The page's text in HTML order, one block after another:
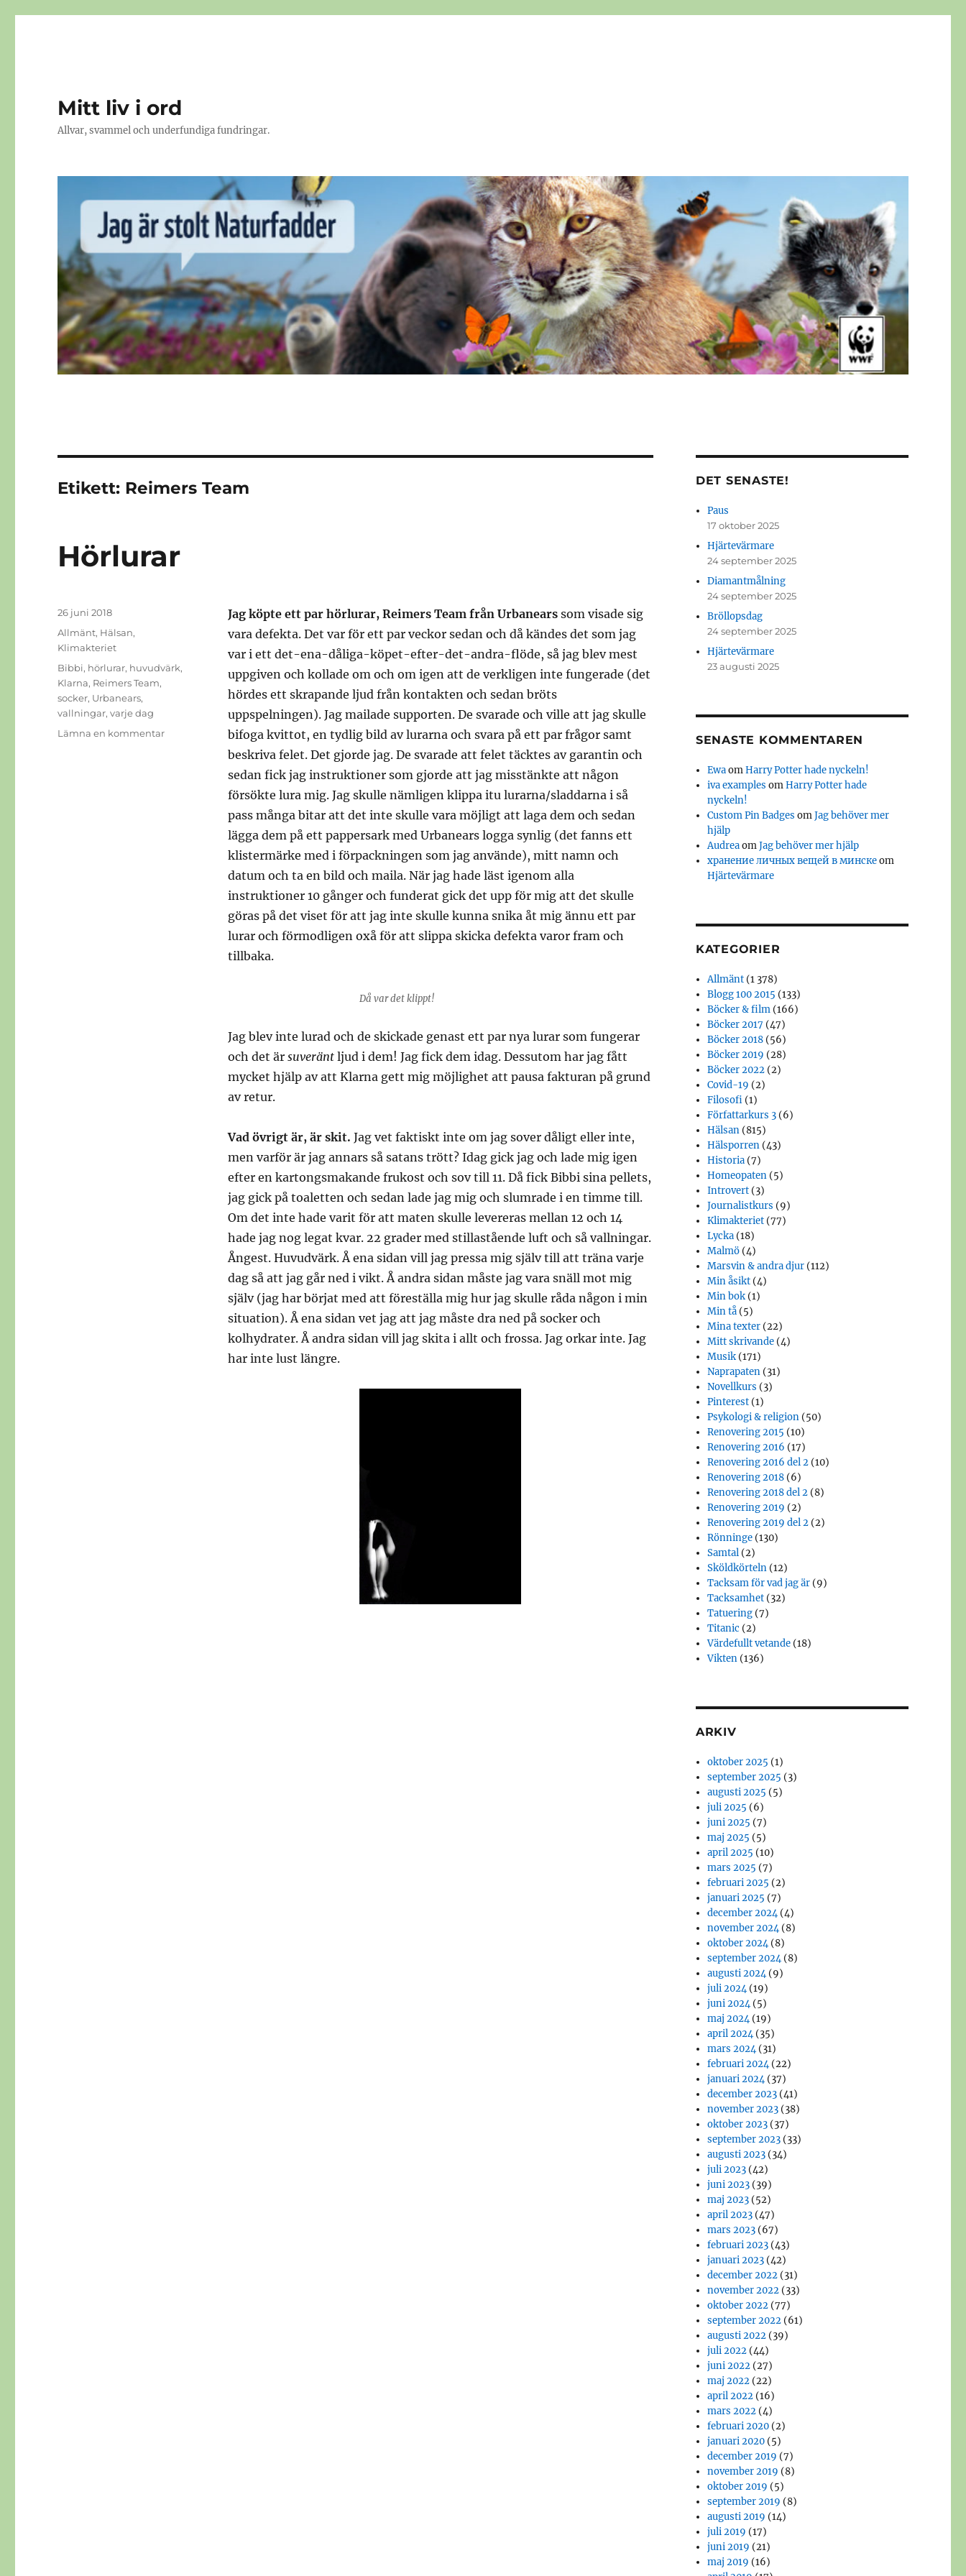
Mitt liv i ord
Allvar, svammel och underfundiga fundringar.
Etikett: Reimers Team
Hörlurar
Jag köpte ett par hörlurar, Reimers Team från Urbanearssom visade sig
vara defekta. Det var för ett par veckor sedan och då kändes det som jag
var i ett det-ena-dåliga-köpet-efter-det-andra-flöde, så jag blev mest
uppgiven och kollade om och om igen att de verkligen inte fungerade (det
hördes ett skrapande ljud från kontakten och sedan bröts
uppspelningen). Jag mailade supporten. De svarade och ville att jag skulle
bifoga kvittot, en tydlig bild av lurarna och svara på ett par frågor samt
beskriva felet. Det gjorde jag. De svarade att felet täcktes av garantin och
sedan fick jag instruktioner som gjorde att jag misstänkte att någon
försökte lura mig. Jag skulle nämligen klippa itu lurarna/sladdarna i så
pass många bitar att det inte skulle vara möjligt att laga dem och sedan
lägga dem på ett pappersark med Urbanears logga synlig (det fanns ett
klistermärke med i förpackningen som jag använde), mitt namn och
datum och ta en bild och maila. När jag hade läst igenom alla
instruktioner 10 gånger och funderat gick det upp för mig att det skulle
göras på det viset för att jag inte skulle kunna snika åt mig ännu ett par
lurar och förmodligen oxå för att slippa skicka defekta varor fram och
tillbaka.
Då var det klippt!
Jag blev inte lurad och de skickade genast ett par nya lurar som fungerar
och det är suveräntljud i dem! Jag fick dem idag. Dessutom har jag fått
mycket hjälp av att Klarna gett mig möjlighet att pausa fakturan på grund
av retur.
Vad övrigt är, är skit. Jag vet faktiskt inte om jag sover dåligt eller inte,
men varför är jag annars så satans trött? Idag gick jag och lade mig igen
efter en kartongsmakande frukost och sov till 11. Då fick Bibbi sina pellets,
jag gick på toaletten och sedan lade jag mig och slumrade i en timme till.
Om det inte hade varit för att maten skulle levereras mellan 12 och 14
hade jag nog legat kvar. 22 grader med stillastående luft och så vallningar.
Ångest. Huvudvärk. Å ena sidan vill jag pressa mig själv till att träna varje
dag så att jag går ned i vikt. Å andra sidan måste jag vara snäll mot mig
själv (jag har börjat med att föreställa mig hur jag skulle råda någon i min
situation). Å ena sidan vet jag att jag måste dra ned på socker och
kolhydrater. Å andra sidan vill jag skita i allt och frossa. Jag orkar inte. Jag
har inte lust längre.
Publicerat
den
26 juni 2018
Kategorier
Allmänt, Hälsan,
Klimakteriet
Etiketter
Bibbi, hörlurar, huvudvärk,
Klarna, Reimers Team,
socker, Urbanears,
vallningar,varje dag
Lämna en kommentartill
DET SENASTE!
Paus
17 oktober 2025
Hjärtevärmare
24 september 2025
Diamantmålning
24 september 2025
Bröllopsdag
24 september 2025
Hjärtevärmare
23 augusti 2025
SENASTE KOMMENTAREN
EwaomHarry Potter hade nyckeln!
iva examples omHarry Potter hade
nyckeln!
Custom Pin Badges omJag behöver mer
hjälp
AudreaomJag behöver mer hjälp
хранение личных вещей в минскеom
Hjärtevärmare
KATEGORIER
Allmänt (1 378)
Blogg 100 2015 (133)
Böcker & film (166)
Böcker 2017 (47)
Böcker 2018 (56)
Böcker 2019 (28)
Böcker 2022 (2)
Covid-19 (2)
Filosofi (1)
Författarkurs 3 (6)
Hälsan (815)
Hälsporren (43)
Historia (7)
Homeopaten (5)
Introvert (3)
Journalistkurs (9)
Klimakteriet (77)
Lycka (18)
Malmö (4)
Marsvin & andra djur (112)
Min åsikt (4)
Min bok (1)
Min tå (5)
Mina texter (22)
Mitt skrivande (4)
Musik (171)
Naprapaten (31)
Novellkurs (3)
Pinterest (1)
Psykologi & religion (50)
Renovering 2015 (10)
Renovering 2016 (17)
Renovering 2016 del 2 (10)
Renovering 2018 (6)
Renovering 2018 del 2 (8)
Renovering 2019 (2)
Renovering 2019 del 2 (2)
Rönninge (130)
Samtal (2)
Sköldkörteln (12)
Tacksam för vad jag är (9)
Tacksamhet (32)
Tatuering (7)
Titanic (2)
Värdefullt vetande (18)
Vikten (136)
ARKIV
oktober 2025 (1)
september 2025 (3)
augusti 2025 (5)
juli 2025 (6)
juni 2025 (7)
maj 2025 (5)
april 2025 (10)
mars 2025 (7)
februari 2025 (2)
januari 2025 (7)
december 2024(4)
november 2024(8)
oktober 2024(8)
september 2024(8)
augusti 2024(9)
juli 2024(19)
juni 2024(5)
maj 2024(19)
april 2024(35)
mars 2024(31)
februari 2024(22)
januari 2024(37)
december 2023 (41)
november 2023 (38)
oktober 2023 (37)
september 2023 (33)
augusti 2023 (34)
juli 2023 (42)
juni 2023 (39)
maj 2023 (52)
april 2023 (47)
mars 2023 (67)
februari 2023 (43)
januari 2023 (42)
december 2022 (31)
november 2022 (33)
oktober 2022 (77)
september 2022 (61)
augusti 2022 (39)
juli 2022 (44)
juni 2022 (27)
maj 2022 (22)
april 2022 (16)
mars 2022 (4)
februari 2020 (2)
januari 2020 (5)
december 2019 (7)
november 2019 (8)
oktober 2019 (5)
september 2019 (8)
augusti 2019 (14)
juli 2019 (17)
juni 2019 (21)
maj 2019 (16)